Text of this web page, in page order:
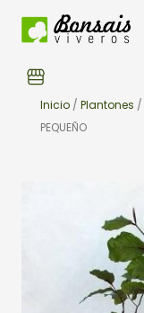
Inicio / Plantones /
PEQUEÑO